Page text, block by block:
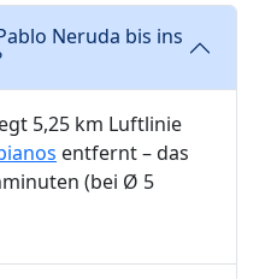
Neruda bis ins
5,25 km Luftlinie
entfernt – das
(bei Ø 5